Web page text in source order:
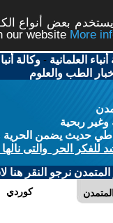
بعض أنواع
our website
العلمانية -وكالة
الطب والعلوم
وغير ربحية
حديث يضمن الحرية
الحر والتى
نرجو النقر هنا
كوردي